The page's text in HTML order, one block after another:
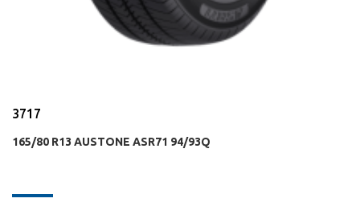
3717
165/80 R13 AUSTONE ASR71 94/93Q